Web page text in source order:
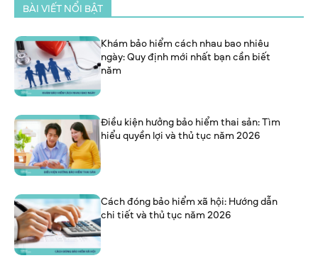
BÀI VIẾT NỔI BẬT
Khám bảo hiểm cách nhau bao nhiêu
ngày: Quy định mới nhất bạn cần biết
năm
Điều kiện hưởng bảo hiểm thai sản: Tìm
hiểu quyền lợi và thủ tục năm 2026
Cách đóng bảo hiểm xã hội: Hướng dẫn
chi tiết và thủ tục năm 2026